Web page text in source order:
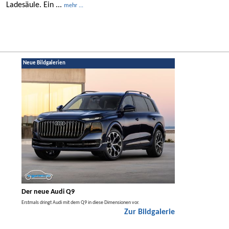
Ladesäule. Ein ... mehr ...
Neue Bildgalerien
Der neue Audi Q9
Erstmals dringt Audi mit dem Q9 in diese Dimensionen vor.
Zur Bildgalerie